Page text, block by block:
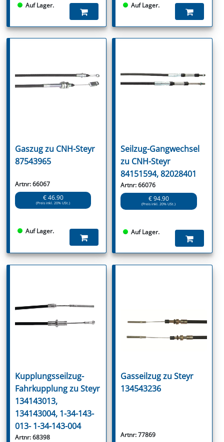
Auf Lager. Auf Lager.
Gaszug zu CNH-Steyr
87543965
Artnr: 66067
€ 46.90
(Preis inkl. 20% USt.)
Auf Lager.
Seilzug-Gangwechsel
zu CNH-Steyr
84151594, 82028401
Artnr: 66076
€ 94.90
(Preis inkl. 20% USt.)
Auf Lager.
Kupplungsseilzug-
Fahrkupplung zu Steyr
134143013,
134143004, 1-34-143-
013- 1-34-143-004
Artnr: 68398
Gasseilzug zu Steyr
134543236
Artnr: 77869